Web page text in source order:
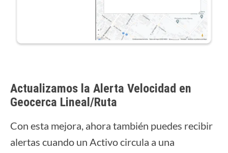
Actualizamos la Alerta Velocidad en
Geocerca Lineal/Ruta
Con esta mejora, ahora también puedes recibir
alertas cuando un Activo circula a una